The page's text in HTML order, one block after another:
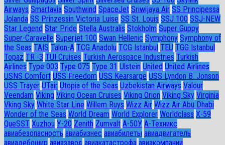
Airways Smartavia Southwind SpaceJet Sriwijaya Air SS Principessa
Jolanda SS Prinzessin Victoria Luise SS St. Louis SSJ 100 SSJ-NEW
Star Legend Star Pride Stella Australis Stokholm Super Guppy
Super-Caravelle Superjet 100 Swan Hellenic Symphony Symphony of
the Seas TAIS Talon-A TCG Anadolu TCG Istanbul TEU TGG Istanbul
Topaz TR -3 TUI Cruises Turkish Aerospace Industries Turkish
Airlines Type 003 Type 075 Type 31 Ulstein United United Airlines
USNS Comfort USS Freedom USS Kearsarge USS Lyndon B. Jonson
USS Trayer UTair Utopia of the Seas Uzbekistan Airways Valour
Veendam Viking Viking Ocean Cruises Viking Orion Viking Sky Virginia
Vking Sky White Star Line Willem Ruys Wizz Air Wizz Air Abu Dhabi
Wonder of the Seas World Dream World Explorer Worldclass X-59
QueSST Xuzhou Y-20 Zenith Zumvalt А-50У А-Техникс
авиабезопасность авиабизнес авиабилеты авиадвигатель
авиадебошир авиазавод авиакатастрофа авиакомпании